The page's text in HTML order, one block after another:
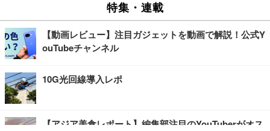
特集・連載
【動画レビュー】注目ガジェットを動画で解説！公式Y
ouTubeチャンネル
10G光回線導入レポ
【アジア美食レポート】編集部注目のYouTuberがオス